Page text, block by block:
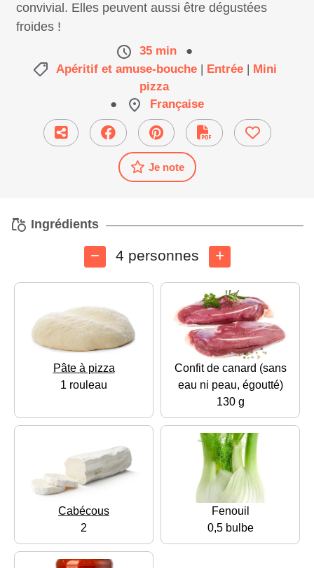
convivial. Elles peuvent aussi être dégustées
froides !
35 min
●
Apéritif et amuse-bouche | Entrée | Mini
pizza
●
Française
Je note
Ingrédients
4 personnes
Pâte à pizza
1 rouleau
Confit de canard (sans
eau ni peau, égoutté)
130 g
Cabécous
2
Fenouil
0,5 bulbe